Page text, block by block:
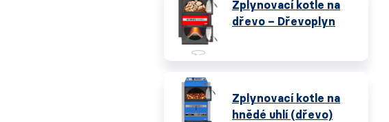
Zplynovací kotle na
dřevo – Dřevoplyn
Zplynovací kotle na
hnědé uhlí (dřevo)